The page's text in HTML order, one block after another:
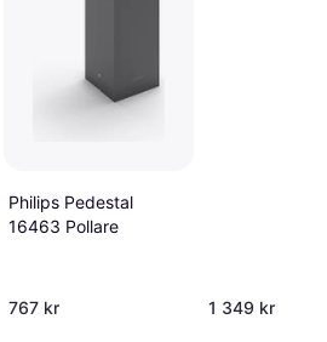
Philips Pedestal
16463 Pollare
767 kr 1 349 kr